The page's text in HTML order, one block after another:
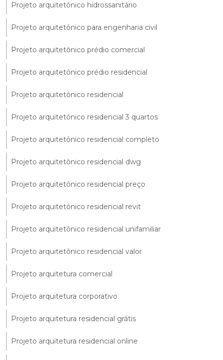
Projeto arquitetônico hidrossanitário
Projeto arquitetônico para engenharia civil
Projeto arquitetônico prédio comercial
Projeto arquitetônico prédio residencial
Projeto arquitetônico residencial
Projeto arquitetônico residencial 3 quartos
Projeto arquitetônico residencial completo
Projeto arquitetônico residencial dwg
Projeto arquitetônico residencial preço
Projeto arquitetônico residencial revit
Projeto arquitetônico residencial unifamiliar
Projeto arquitetônico residencial valor
Projeto arquitetura comercial
Projeto arquitetura corporativo
Projeto arquitetura residencial grátis
Projeto arquitetura residencial online